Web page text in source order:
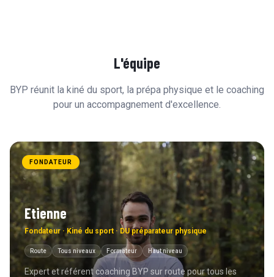
L'équipe
BYP réunit la kiné du sport, la prépa physique et le coaching
pour un accompagnement d'excellence.
FONDATEUR
Etienne
Fondateur · Kiné du sport · DU préparateur physique
Route Tous niveaux Formateur Haut niveau
Expert et référent coaching BYP sur route pour tous les